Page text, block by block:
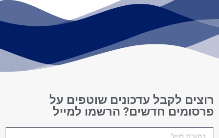
רוצים לקבל עדכונים שוטפים על
פרסומים חדשים? הרשמו למייל